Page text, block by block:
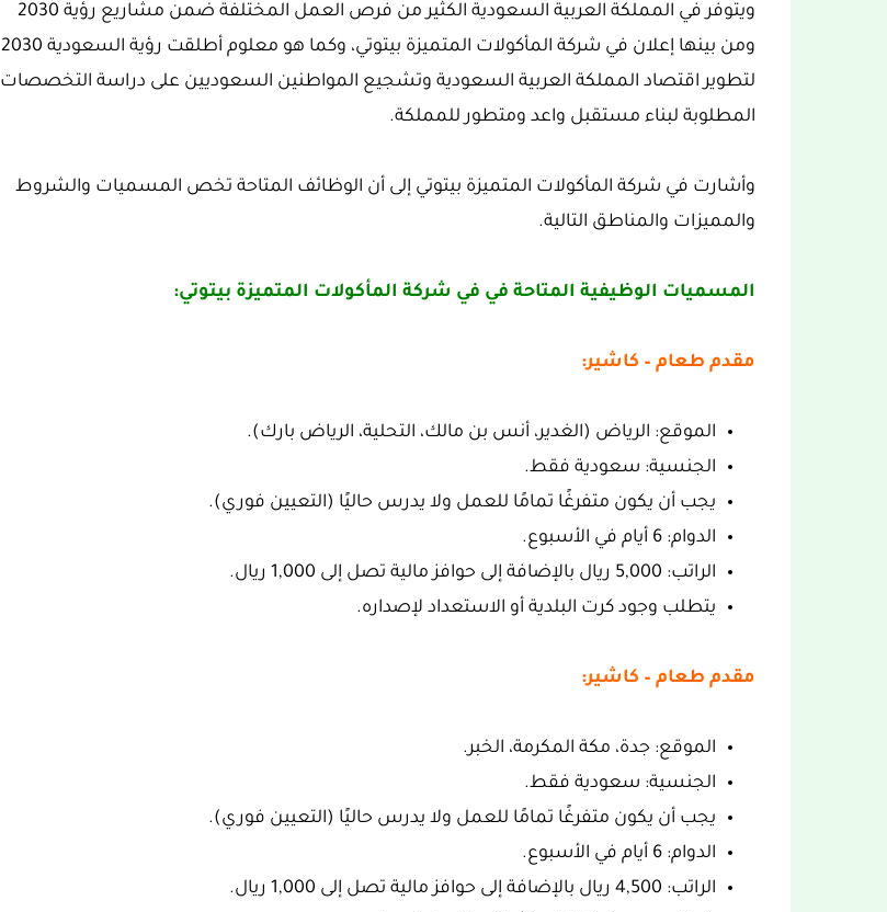
ويتوفر في المملكة العربية السعودية الكثير من فرص العمل المختلفة ضمن مشاريع رؤية 2030
ومن بينها إعلان في شركة المأكولات المتميزة بيتوتي، وكما هو معلوم أطلقت رؤية السعودية 2030
لتطوير اقتصاد المملكة العربية السعودية وتشجيع المواطنين السعوديين على دراسة التخصصات
المطلوبة لبناء مستقبل واعد ومتطور للمملكة.
وأشارت في شركة المأكولات المتميزة بيتوتي إلى أن الوظائف المتاحة تخص المسميات والشروط
والمميزات والمناطق التالية.
المسميات الوظيفية المتاحة في في شركة المأكولات المتميزة بيتوتي:
مقدم طعام – كاشير:
الموقع: الرياض (الغدير، أنس بن مالك، التحلية، الرياض بارك).
الجنسية: سعودية فقط.
يجب أن يكون متفرغًا تمامًا للعمل ولا يدرس حاليًا (التعيين فوري).
الدوام: 6 أيام في الأسبوع.
الراتب: 5,000 ريال بالإضافة إلى حوافز مالية تصل إلى 1,000 ريال.
يتطلب وجود كرت البلدية أو الاستعداد لإصداره.
مقدم طعام – كاشير:
الموقع: جدة، مكة المكرمة، الخبر.
الجنسية: سعودية فقط.
يجب أن يكون متفرغًا تمامًا للعمل ولا يدرس حاليًا (التعيين فوري).
الدوام: 6 أيام في الأسبوع.
الراتب: 4,500 ريال بالإضافة إلى حوافز مالية تصل إلى 1,000 ريال.